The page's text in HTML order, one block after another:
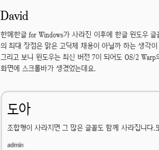
David
한메한글 for Windows가 사라진 이후에 한글 윈도우
의 최대 장점은 맑은 고딕체 채용이 아닐까 하는 생각
그리고 보니 윈도우는 최신 버전 7이 되어도 OS/2
화면에 스크롤바가 생겼었는데요.
도아
조합형이 사라지면 그 많은 글꼴도 함께 사라집니다